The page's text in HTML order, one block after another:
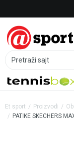
Pretraži sajt
Et sport Proizvodi
PATIKE SKECHERS